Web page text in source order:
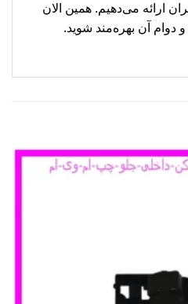
ارائه می‌دهیم. همین الان
دوام آن بهره‌مند شوید.